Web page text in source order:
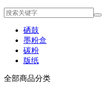
硒鼓
墨粉盒
碳粉
版纸
全部商品分类